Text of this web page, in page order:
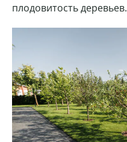
плодовитость деревьев.